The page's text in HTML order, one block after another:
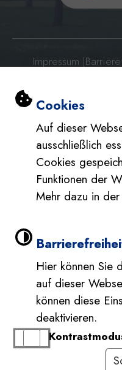
Cookies
Auf dieser
ausschließlich
Cookies
Funktionen der
Mehr dazu in
Hier können Sie
auf dieser
können diese
deaktivieren.
Impressum |